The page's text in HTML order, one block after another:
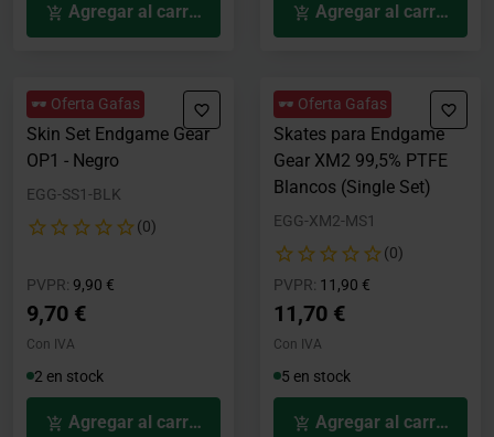
Agregar al carrito Agregar al carrito
🕶️ Oferta Gafas
Skin Set Endgame Gear
OP1 - Negro
EGG-SS1-BLK
(0)
PVPR: Precio rebajado desde
9,90 €
9,70 €
Con IVA
2 en stock
Agregar al carrito
🕶️ Oferta Gafas
Skates para Endgame
Gear XM2 99,5% PTFE
Blancos (Single Set)
EGG-XM2-MS1
(0)
PVPR: Precio rebajado desde
11,90 €
11,70 €
Con IVA
5 en stock
Agregar al carrito